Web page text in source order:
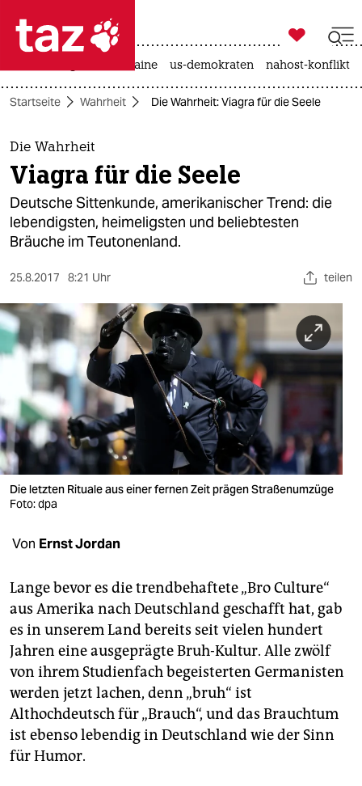
 taz zahl ich
taz zahl ich
themen
politik
öko
sport
berlin
nord
wahrheit
verlag
verlag
veranstaltungen
fragen & hilfe
unterstützen
abo
genossenschaft
epaper login

taz zahl ich
krieg in der ukraine us-demokraten nahost-konflikt
Startseite Wahrheit Die Wahrheit: Viagra für die Seele
Die Wahrheit
Viagra für die Seele
Deutsche Sittenkunde, amerikanischer Trend: die
lebendigsten, heimeligsten und beliebtesten
Bräuche im Teutonenland.
25.8.2017 8:21 Uhr teilen
Die letzten Rituale aus einer fernen Zeit prägen Straßenumzüge
Foto: dpa
Von Ernst Jordan
Lange bevor es die trendbehaftete „Bro Culture“
aus Amerika nach Deutschland geschafft hat, gab
es in unserem Land bereits seit vielen hundert
Jahren eine ausgeprägte Bruh-Kultur. Alle zwölf
von ihrem Studienfach begeisterten Germanisten
werden jetzt lachen, denn „bruh“ ist
Althochdeutsch für „Brauch“, und das Brauchtum
ist ebenso lebendig in Deutschland wie der Sinn
für Humor.